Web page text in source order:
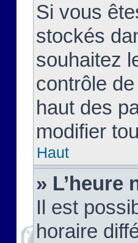
Si vous
stockés
souhaitez
contrôle
haut des
modifier
Haut
» L’heure
Il est
horaire